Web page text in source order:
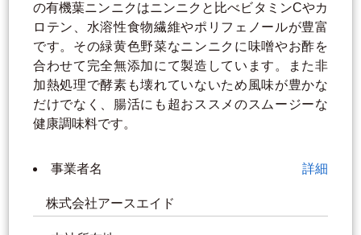
の有機葉ニンニクはニンニクと比べビタミンCやカ
ロテン、水溶性食物繊維やポリフェノールが豊富
です。その緑黄色野菜なニンニクに味噌やお酢を
合わせて完全無添加にて製造しています。また非
加熱処理で酵素も壊れていないため風味が豊かな
だけでなく、腸活にも超おススメのスムージーな
健康調味料です。
事業者名 詳細
株式会社アースエイド